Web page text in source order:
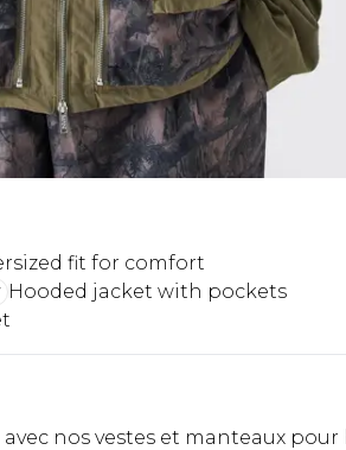
fit for comfort
Hooded jacket with pockets
nos vestes et manteaux pour